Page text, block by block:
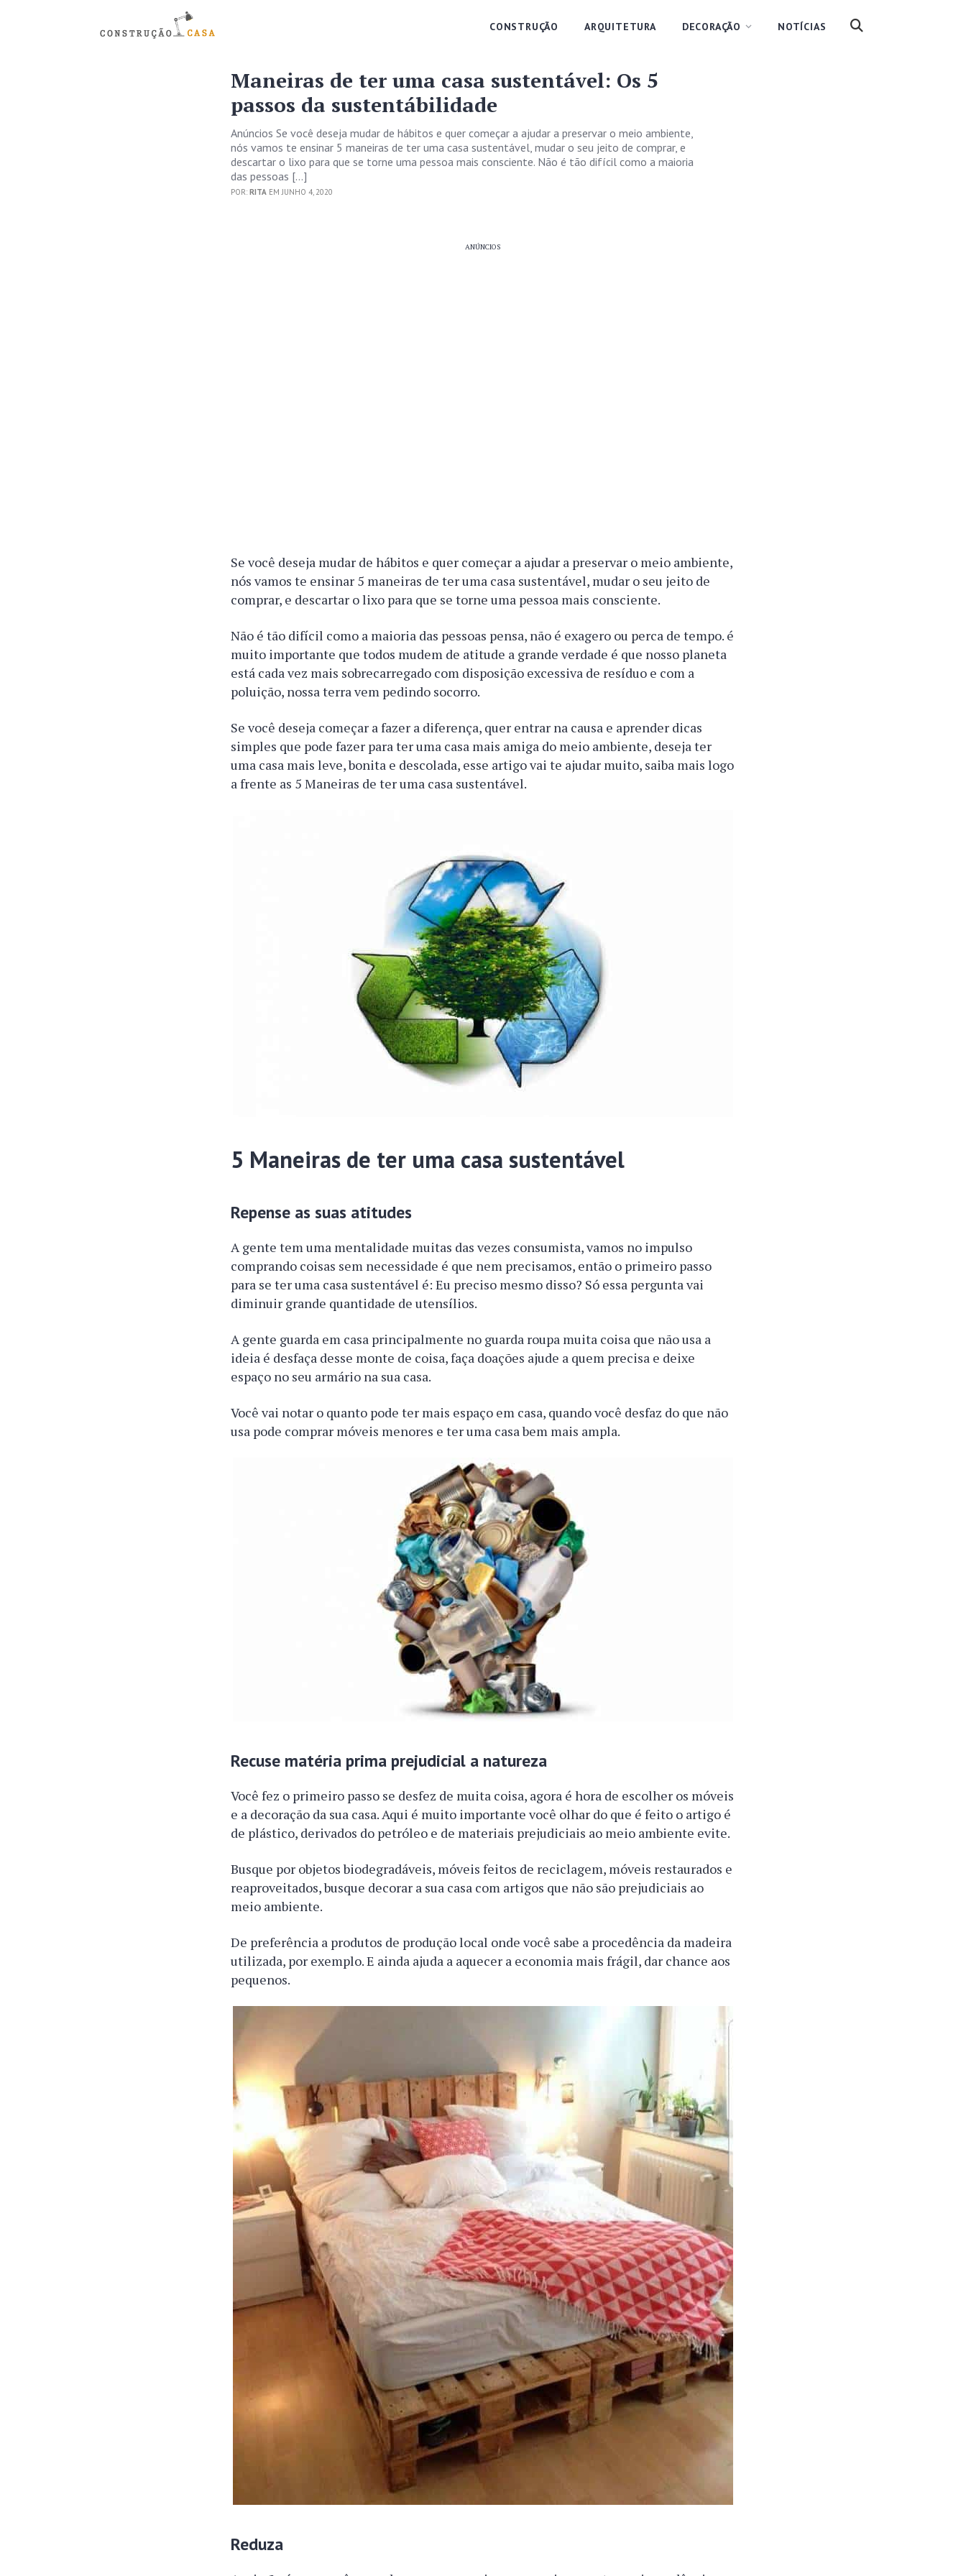
CONSTRUÇÃO ARQUITETURA DECORAÇÃO NOTÍCIAS
Maneiras de ter uma casa sustentável: Os 5
passos da sustentábilidade
Anúncios Se você deseja mudar de hábitos e quer começar a ajudar a preservar o meio ambiente,
nós vamos te ensinar 5 maneiras de ter uma casa sustentável, mudar o seu jeito de comprar, e
descartar o lixo para que se torne uma pessoa mais consciente. Não é tão difícil como a maioria
das pessoas […]
POR:RITA EM JUNHO 4, 2020
ANÚNCIOS
Se você deseja mudar de hábitos e quer começar a ajudar a preservar o meio ambiente,
nós vamos te ensinar 5 maneiras de ter uma casa sustentável, mudar o seu jeito de
comprar, e descartar o lixo para que se torne uma pessoa mais consciente.
Não é tão difícil como a maioria das pessoas pensa, não é exagero ou perca de tempo. é
muito importante que todos mudem de atitude a grande verdade é que nosso planeta
está cada vez mais sobrecarregado com disposição excessiva de resíduo e com a
poluição, nossa terra vem pedindo socorro.
Se você deseja começar a fazer a diferença, quer entrar na causa e aprender dicas
simples que pode fazer para ter uma casa mais amiga do meio ambiente, deseja ter
uma casa mais leve, bonita e descolada, esse artigo vai te ajudar muito, saiba mais logo
a frente as 5 Maneiras de ter uma casa sustentável.
5 Maneiras de ter uma casa sustentável
Repense as suas atitudes
A gente tem uma mentalidade muitas das vezes consumista, vamos no impulso
comprando coisas sem necessidade é que nem precisamos, então o primeiro passo
para se ter uma casa sustentável é: Eu preciso mesmo disso? Só essa pergunta vai
diminuir grande quantidade de utensílios.
A gente guarda em casa principalmente no guarda roupa muita coisa que não usa a
ideia é desfaça desse monte de coisa, faça doações ajude a quem precisa e deixe
espaço no seu armário na sua casa.
Você vai notar o quanto pode ter mais espaço em casa, quando você desfaz do que não
usa pode comprar móveis menores e ter uma casa bem mais ampla.
Recuse matéria prima prejudicial a natureza
Você fez o primeiro passo se desfez de muita coisa, agora é hora de escolher os móveis
e a decoração da sua casa. Aqui é muito importante você olhar do que é feito o artigo é
de plástico, derivados do petróleo e de materiais prejudiciais ao meio ambiente evite.
Busque por objetos biodegradáveis, móveis feitos de reciclagem, móveis restaurados e
reaproveitados, busque decorar a sua casa com artigos que não são prejudiciais ao
meio ambiente.
De preferência a produtos de produção local onde você sabe a procedência da madeira
utilizada, por exemplo. E ainda ajuda a aquecer a economia mais frágil, dar chance aos
pequenos.
Reduza